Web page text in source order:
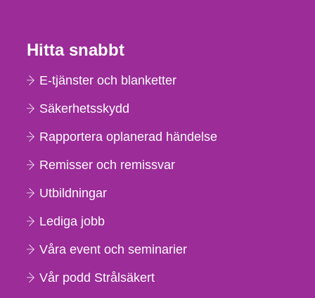
Hitta snabbt
E-tjänster och blanketter
Säkerhetsskydd
Rapportera oplanerad händelse
Remisser och remissvar
Utbildningar
Lediga jobb
Våra event och seminarier
Vår podd Strålsäkert